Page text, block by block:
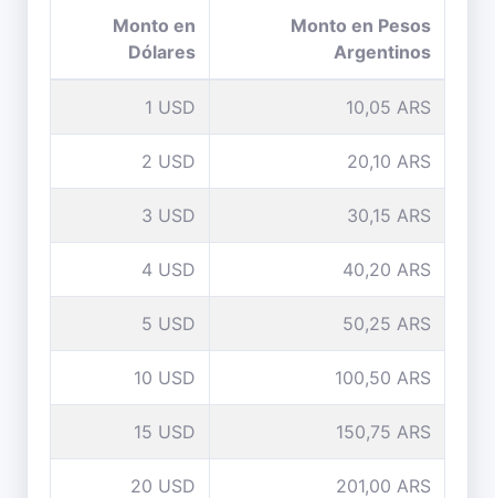
Monto en
Dólares
Monto en Pesos
Argentinos
1 USD 10,05 ARS
2 USD 20,10 ARS
3 USD 30,15 ARS
4 USD 40,20 ARS
5 USD 50,25 ARS
10 USD 100,50 ARS
15 USD 150,75 ARS
20 USD 201,00 ARS